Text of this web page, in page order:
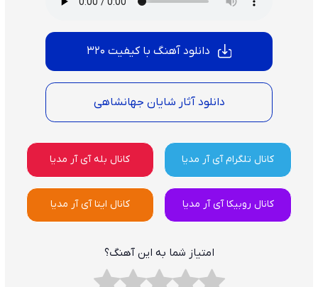
دانلود آهنگ با کیفیت 320
دانلود آثار شایان جهانشاهی
کانال تلگرام آی آر مدیا کانال بله آی آر مدیا
کانال روبیکا آی آر مدیا کانال ایتا آی آر مدیا
امتیاز شما به این آهنگ؟